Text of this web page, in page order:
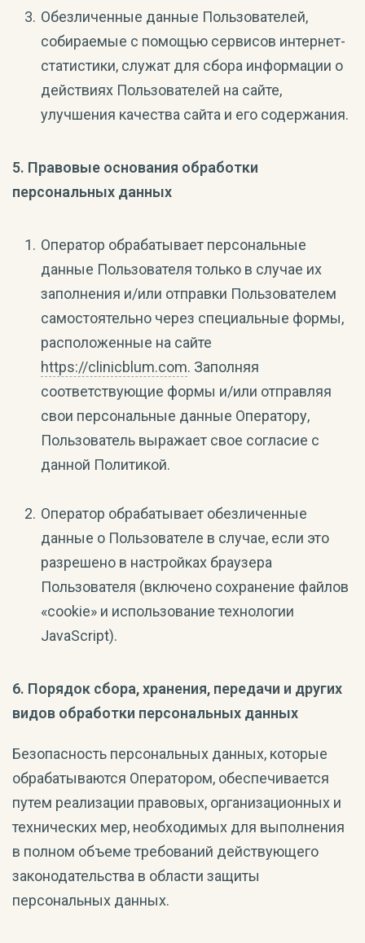
Обезличенные данные Пользователей,
собираемые с помощью сервисов интернет-
статистики, служат для сбора информации о
действиях Пользователей на сайте,
улучшения качества сайта и его содержания.
5. Правовые основания обработки
персональных данных
Оператор обрабатывает персональные
данные Пользователя только в случае их
заполнения и/или отправки Пользователем
самостоятельно через специальные формы,
расположенные на сайте
https://clinicblum.com. Заполняя
соответствующие формы и/или отправляя
свои персональные данные Оператору,
Пользователь выражает свое согласие с
данной Политикой.
Оператор обрабатывает обезличенные
данные о Пользователе в случае, если это
разрешено в настройках браузера
Пользователя (включено сохранение файлов
«cookie» и использование технологии
JavaScript).
6. Порядок сбора, хранения, передачи и других
видов обработки персональных данных
Безопасность персональных данных, которые
обрабатываются Оператором, обеспечивается
путем реализации правовых, организационных и
технических мер, необходимых для выполнения
в полном объеме требований действующего
законодательства в области защиты
персональных данных.